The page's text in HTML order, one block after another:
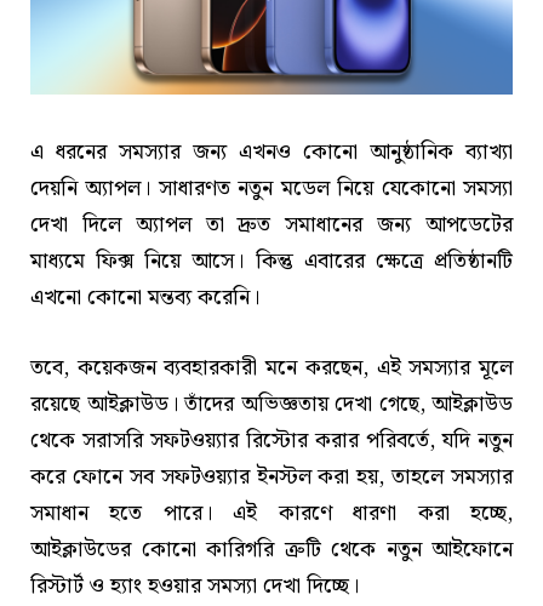
এ ধরনের সমস্যার জন্য এখনও কোনো আনুষ্ঠানিক ব্যাখ্যা
দেয়নি অ্যাপল। সাধারণত নতুন মডেল নিয়ে যেকোনো সমস্যা
দেখা দিলে অ্যাপল তা দ্রুত সমাধানের জন্য আপডেটের
মাধ্যমে ফিক্স নিয়ে আসে। কিন্তু এবারের ক্ষেত্রে প্রতিষ্ঠানটি
এখনো কোনো মন্তব্য করেনি।
তবে, কয়েকজন ব্যবহারকারী মনে করছেন, এই সমস্যার মূলে
রয়েছে আইক্লাউড। তাঁদের অভিজ্ঞতায় দেখা গেছে, আইক্লাউড
থেকে সরাসরি সফটওয়্যার রিস্টোর করার পরিবর্তে, যদি নতুন
করে ফোনে সব সফটওয়্যার ইনস্টল করা হয়, তাহলে সমস্যার
সমাধান হতে পারে। এই কারণে ধারণা করা হচ্ছে,
আইক্লাউডের কোনো কারিগরি ত্রুটি থেকে নতুন আইফোনে
রিস্টার্ট ও হ্যাং হওয়ার সমস্যা দেখা দিচ্ছে।